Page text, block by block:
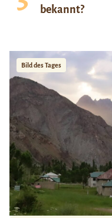
bekannt?
Bild des Tages